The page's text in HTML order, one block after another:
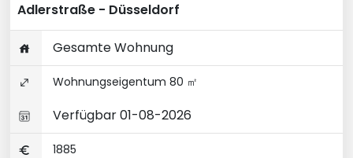
Adlerstraße - Düsseldorf
Gesamte Wohnung
Wohnungseigentum 80 ㎡
Verfügbar 01-08-2026
1885